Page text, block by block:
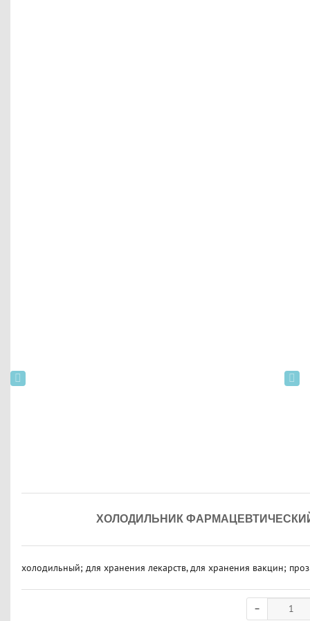
ХОЛОДИЛЬНИК ФАРМАЦЕВТИЧЕСКИЙ
холодильный; для хранения лекарств, для хранения вакцин;